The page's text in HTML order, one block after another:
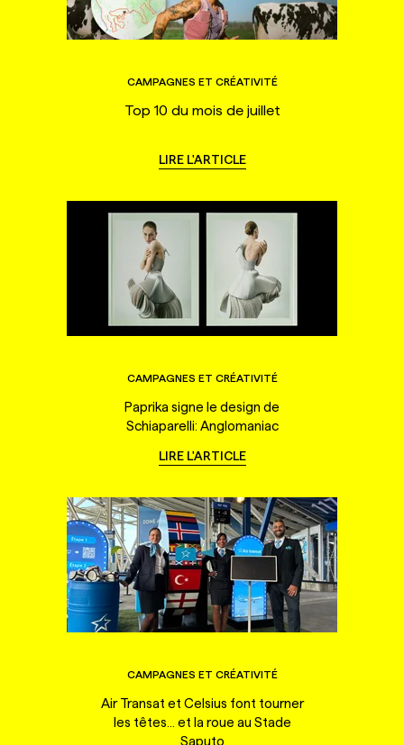
CAMPAGNES ET CRÉATIVITÉ
Top 10 du mois de juillet
LIRE L'ARTICLE
CAMPAGNES ET CRÉATIVITÉ
Paprika signe le design de
Schiaparelli: Anglomaniac
LIRE L'ARTICLE
CAMPAGNES ET CRÉATIVITÉ
Air Transat et Celsius font tourner
les têtes... et la roue au Stade
Saputo